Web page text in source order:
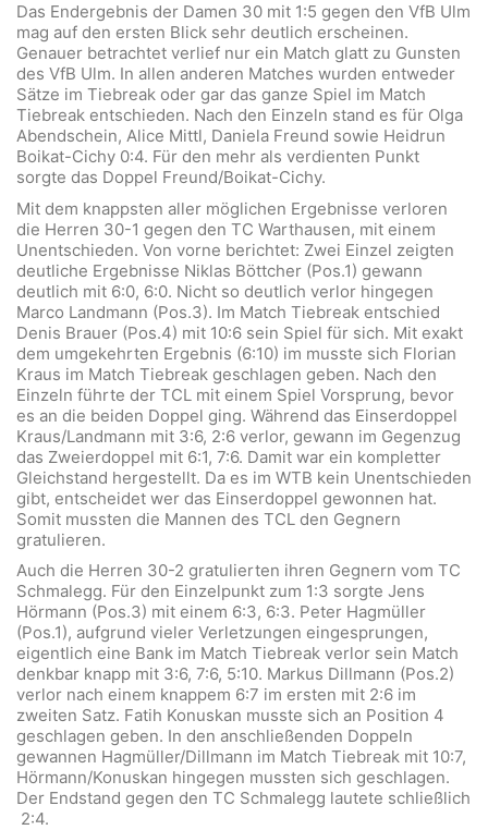
Das Endergebnis der Damen 30 mit 1:5 gegen den VfB Ulm
mag auf den ersten Blick sehr deutlich erscheinen.
Genauer betrachtet verlief nur ein Match glatt zu Gunsten
des VfB Ulm. In allen anderen Matches wurden entweder
Sätze im Tiebreak oder gar das ganze Spiel im Match
Tiebreak entschieden. Nach den Einzeln stand es für Olga
Abendschein, Alice Mittl, Daniela Freund sowie Heidrun
Boikat-Cichy 0:4. Für den mehr als verdienten Punkt
sorgte das Doppel Freund/Boikat-Cichy.
Mit dem knappsten aller möglichen Ergebnisse verloren
die Herren 30-1 gegen den TC Warthausen, mit einem
Unentschieden. Von vorne berichtet: Zwei Einzel zeigten
deutliche Ergebnisse Niklas Böttcher (Pos.1) gewann
deutlich mit 6:0, 6:0. Nicht so deutlich verlor hingegen
Marco Landmann (Pos.3). Im Match Tiebreak entschied
Denis Brauer (Pos.4) mit 10:6 sein Spiel für sich. Mit exakt
dem umgekehrten Ergebnis (6:10) im musste sich Florian
Kraus im Match Tiebreak geschlagen geben. Nach den
Einzeln führte der TCL mit einem Spiel Vorsprung, bevor
es an die beiden Doppel ging. Während das Einserdoppel
Kraus/Landmann mit 3:6, 2:6 verlor, gewann im Gegenzug
das Zweierdoppel mit 6:1, 7:6. Damit war ein kompletter
Gleichstand hergestellt. Da es im WTB kein Unentschieden
gibt, entscheidet wer das Einserdoppel gewonnen hat.
Somit mussten die Mannen des TCL den Gegnern
gratulieren.
Auch die Herren 30-2 gratulierten ihren Gegnern vom TC
Schmalegg. Für den Einzelpunkt zum 1:3 sorgte Jens
Hörmann (Pos.3) mit einem 6:3, 6:3. Peter Hagmüller
(Pos.1), aufgrund vieler Verletzungen eingesprungen,
eigentlich eine Bank im Match Tiebreak verlor sein Match
denkbar knapp mit 3:6, 7:6, 5:10. Markus Dillmann (Pos.2)
verlor nach einem knappem 6:7 im ersten mit 2:6 im
zweiten Satz. Fatih Konuskan musste sich an Position 4
geschlagen geben. In den anschließenden Doppeln
gewannen Hagmüller/Dillmann im Match Tiebreak mit 10:7,
Hörmann/Konuskan hingegen mussten sich geschlagen.
Der Endstand gegen den TC Schmalegg lautete schließlich
2:4.